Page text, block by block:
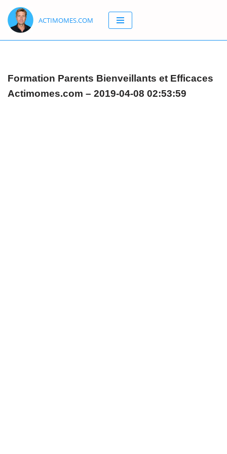
Aller
au
ACTIMOMES.COM
Formation Parents Bienveillants et Efficaces
Actimomes.com – 2019-04-08 02:53:59